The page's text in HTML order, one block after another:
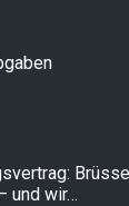
und wir…